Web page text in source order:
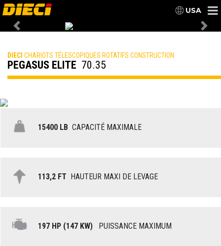
USA
Previous
DIECI CHARIOTS TÉLESCOPIQUES ROTATIFS CONSTRUCTION
PEGASUS ELITE 70.35
15400 LB CAPACITÉ MAXIMALE
113,2 FT HAUTEUR MAXI DE LEVAGE
197 HP (147 KW) PUISSANCE MAXIMUM